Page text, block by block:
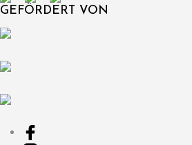
GEFÖRDERT VON